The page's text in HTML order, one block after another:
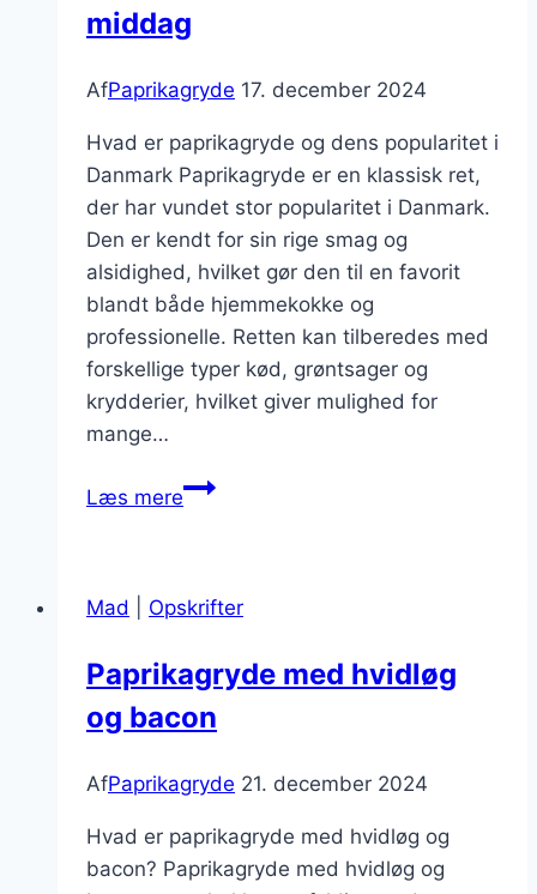
middag
AfPaprikagryde 17. december 2024
Hvad er paprikagryde og dens popularitet i
Danmark Paprikagryde er en klassisk ret,
der har vundet stor popularitet i Danmark.
Den er kendt for sin rige smag og
alsidighed, hvilket gør den til en favorit
blandt både hjemmekokke og
professionelle. Retten kan tilberedes med
forskellige typer kød, grøntsager og
krydderier, hvilket giver mulighed for
mange…
Læs merePaprikagryde
middag
Mad Opskrifter
Paprikagryde med hvidløg
og bacon
AfPaprikagryde 21. december 2024
Hvad er paprikagryde med hvidløg og
bacon? Paprikagryde med hvidløg og